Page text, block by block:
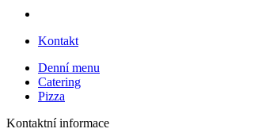
Kontakt
Denní menu
Catering
Pizza
Kontaktní informace